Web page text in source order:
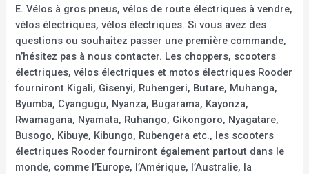
E. Vélos à gros pneus, vélos de route électriques à vendre,
vélos électriques, vélos électriques. Si vous avez des
questions ou souhaitez passer une première commande,
n’hésitez pas à nous contacter. Les choppers, scooters
électriques, vélos électriques et motos électriques Rooder
fourniront Kigali, Gisenyi, Ruhengeri, Butare, Muhanga,
Byumba, Cyangugu, Nyanza, Bugarama, Kayonza,
Rwamagana, Nyamata, Ruhango, Gikongoro, Nyagatare,
Busogo, Kibuye, Kibungo, Rubengera etc., les scooters
électriques Rooder fourniront également partout dans le
monde, comme l’Europe, l’Amérique, l’Australie, la